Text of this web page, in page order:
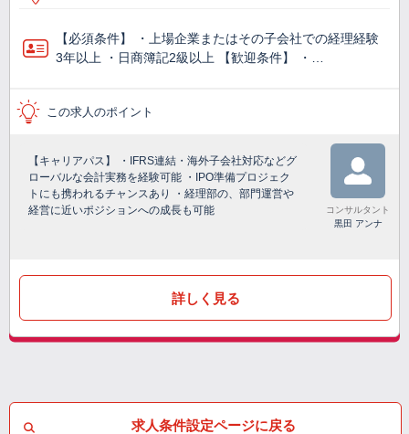
【必須条件】 ・上場企業またはその子会社での経理経験
3年以上 ・日商簿記2級以上 【歓迎条件】 ・…
この求人のポイント
【キャリアパス】 ・IFRS連結・海外子会社対応などグ
ローバルな会計実務を経験可能 ・IPO準備プロジェク
トにも携われるチャンスあり ・経理部の、部門運営や
経営に近いポジションへの成長も可能
コンサルタント
黒田 アンナ
詳しく見る
求人条件設定ページに戻る